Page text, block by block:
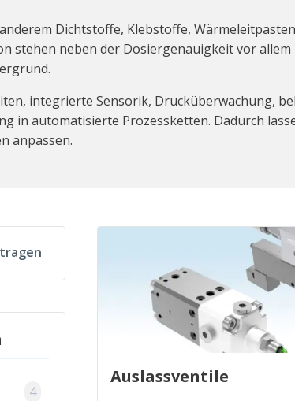
Dichtstoffe, Klebstoffe,
stehen neben der Dosiergenauigkeit vor
integrierte Sensorik, Drucküberwachung,
in automatisierte Prozessketten. Dadurch
anpassen.
4
Auslassventile